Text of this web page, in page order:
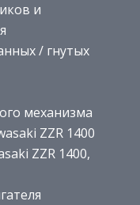
и
/ гнутых
механизма
ZZR 1400
ZZR 1400,